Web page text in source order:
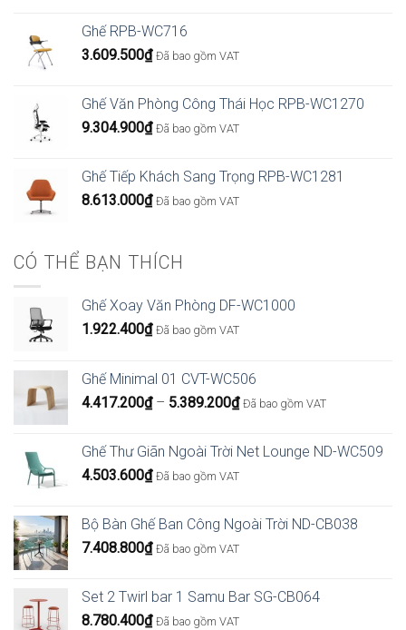
Ghế RPB-WC716
3.609.500₫ Đã bao gồm VAT
Ghế Văn Phòng Công Thái Học RPB-WC1270
9.304.900₫ Đã bao gồm VAT
Ghế Tiếp Khách Sang Trọng RPB-WC1281
8.613.000₫ Đã bao gồm VAT
CÓ THỂ BẠN THÍCH
Ghế Xoay Văn Phòng DF-WC1000
1.922.400₫ Đã bao gồm VAT
Ghế Minimal 01 CVT-WC506
4.417.200₫ – 5.389.200₫Khoảng
4.417.200₫
đến
Đã bao gồm VAT
Ghế Thư Giãn Ngoài Trời Net Lounge ND-WC509
4.503.600₫ Đã bao gồm VAT
Bộ Bàn Ghế Ban Công Ngoài Trời ND-CB038
7.408.800₫ Đã bao gồm VAT
Set 2 Twirl bar 1 Samu Bar SG-CB064
8.780.400₫ Đã bao gồm VAT